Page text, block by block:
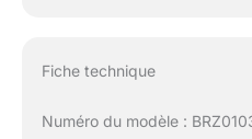
Fiche technique
Numéro du modèle :